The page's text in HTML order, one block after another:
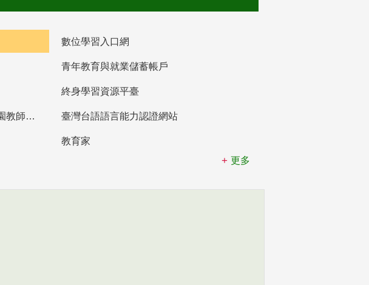
數位學習入口網
青年教育與就業儲蓄帳戶
終身學習資源平臺
教育部高中等以下學校及幼兒園教師資格檢定考試 臺灣台語語言能力認證網站
教育家
更多